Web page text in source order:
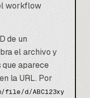
workflow
de un
el archivo y
aparece
la URL. Por
file/d/ABC123xy